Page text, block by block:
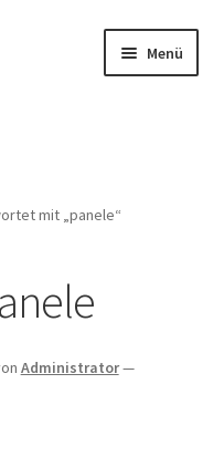
Menü
mit „panele“
Administrator—